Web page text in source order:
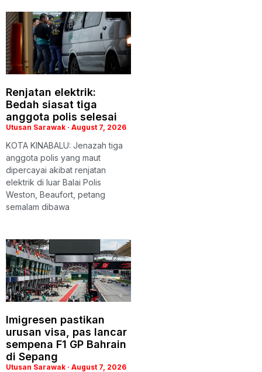
Renjatan elektrik:
Bedah siasat tiga
anggota polis selesai
Utusan Sarawak August 7, 2026
KOTA KINABALU: Jenazah tiga
anggota polis yang maut
dipercayai akibat renjatan
elektrik di luar Balai Polis
Weston, Beaufort, petang
semalam dibawa
Imigresen pastikan
urusan visa, pas lancar
sempena F1 GP Bahrain
di Sepang
Utusan Sarawak August 7, 2026